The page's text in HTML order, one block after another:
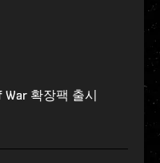
War 확장팩 출시